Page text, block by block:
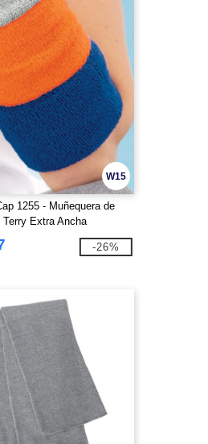
W15
1255 - Muñequera de
Terry Extra Ancha
-26%